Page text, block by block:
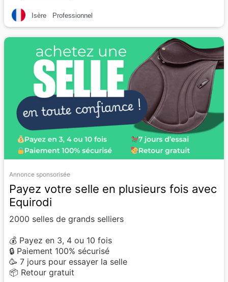
Isère Professionnel
Annonce sponsorisée
Payez votre selle en plusieurs fois avec
Equirodi
2000 selles de grands selliers
💰 Payez en 3, 4 ou 10 fois
🔒 Paiement 100% sécurisé
🥳 7 jours pour essayer la selle
📦 Retour gratuit